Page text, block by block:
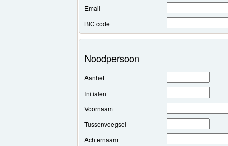
Email
BIC code
Noodpersoon
Aanhef
Initialen
Voornaam
Tussenvoegsel
Achternaam